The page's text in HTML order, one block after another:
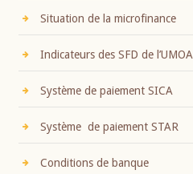
Situation de la microfinance
Indicateurs des SFD de l’UMOA
Système de paiement SICA
Système de paiement STAR
Conditions de banque